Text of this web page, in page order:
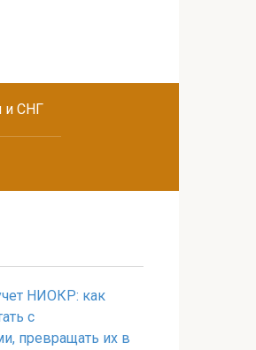
и СНГ
НИОКР: как
с
превращать их в